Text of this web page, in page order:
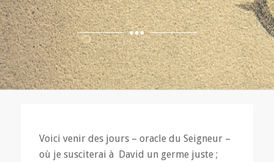
Voici venir des jours – oracle du Seigneur –
où je susciterai à David un germe juste ;